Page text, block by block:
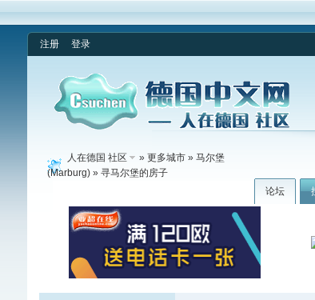
注册 登录
论坛
人在德国 社区 » 更多城市» 马尔堡
(Marburg)» 寻马尔堡的房子